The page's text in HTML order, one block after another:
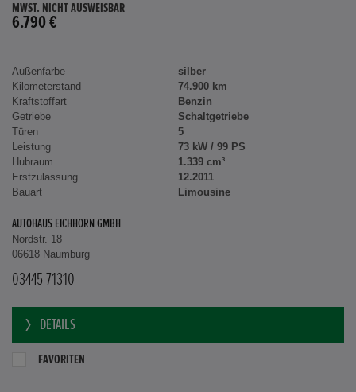
MWST. NICHT AUSWEISBAR
6.790 €
Außenfarbe
silber
Kilometerstand
74.900 km
Kraftstoffart
Benzin
Getriebe
Schaltgetriebe
Türen
5
Leistung
73 kW / 99 PS
Hubraum
1.339 cm³
Erstzulassung
12.2011
Bauart
Limousine
AUTOHAUS EICHHORN GMBH
Nordstr. 18
06618 Naumburg
03445 71310
DETAILS
FAVORITEN